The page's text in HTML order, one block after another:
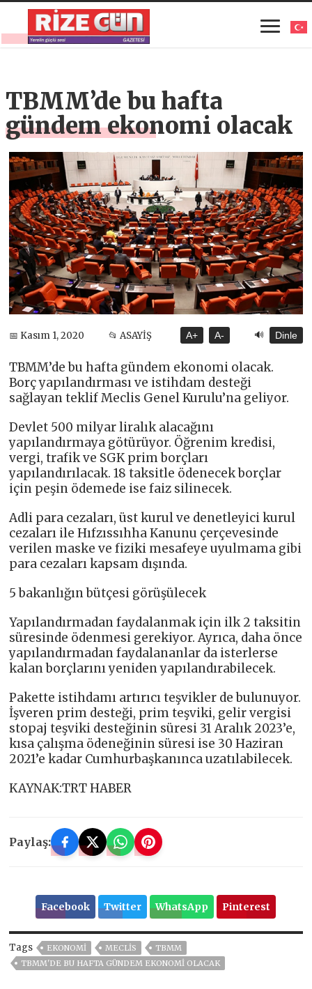
TBMM’de bu hafta
gündem ekonomi olacak
📅 Kasım 1, 2020 📂 ASAYİŞ A+ A- 🔊 Dinle
TBMM’de bu hafta gündem ekonomi olacak.
Borç yapılandırması ve istihdam desteği
sağlayan teklif Meclis Genel Kurulu’na geliyor.
Devlet 500 milyar liralık alacağını
yapılandırmaya götürüyor. Öğrenim kredisi,
vergi, trafik ve SGK prim borçları
yapılandırılacak. 18 taksitle ödenecek borçlar
için peşin ödemede ise faiz silinecek.
Adli para cezaları, üst kurul ve denetleyici kurul
cezaları ile Hıfzıssıhha Kanunu çerçevesinde
verilen maske ve fiziki mesafeye uyulmama gibi
para cezaları kapsam dışında.
5 bakanlığın bütçesi görüşülecek
Yapılandırmadan faydalanmak için ilk 2 taksitin
süresinde ödenmesi gerekiyor. Ayrıca, daha önce
yapılandırmadan faydalananlar da isterlerse
kalan borçlarını yeniden yapılandırabilecek.
Pakette istihdamı artırıcı teşvikler de bulunuyor.
İşveren prim desteği, prim teşviki, gelir vergisi
stopaj teşviki desteğinin süresi 31 Aralık 2023’e,
kısa çalışma ödeneğinin süresi ise 30 Haziran
2021’e kadar Cumhurbaşkanınca uzatılabilecek.
KAYNAK:TRT HABER
Paylaş:
Facebook Twitter WhatsApp Pinterest
Tags EKONOMİ MECLIS
TBMM
TBMM'DE BU HAFTA GÜNDEM EKONOMI OLACAK